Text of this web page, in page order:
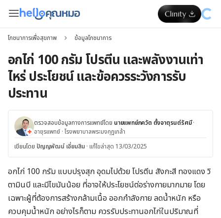
โภชนาการเพื่อสุขภาพ ข้อมูลโภชนาการ
อกไก่ 100 กรัม โปรตีน และพลังงานเท่า
ไหร่ ประโยชน์ และข้อควรระวังการรับ
ประทาน
ตรวจสอบข้อมูลทางการแพทย์โดย นายแพทย์ภควัต ตั้งจาตุรนต์รัศมี·
อายุรแพทย์ ·โรงพยาบาลพระมงกุฎเกล้า
เขียนโดย ปัญญพัฒน์ เอี่ยมสิน · แก้ไขล่าสุด 13/03/2025
อกไก่ 100 กรัม แบบปรุงสุก อุดมไปด้วย โปรตีน สังกะสี ทองแดง วิ
ตามินบี และมีไขมันน้อย ที่อาจให้ประโยชน์ต่อร่างกายมากมาย โดย
เฉพาะผู้ที่ต้องการสร้างกล้ามเนื้อ ออกกำลังกาย ลดน้ำหนัก หรือ
ควบคุมน้ำหนัก อย่างไรก็ตาม ควรรับประทานอกไก่ในปริมาณที่